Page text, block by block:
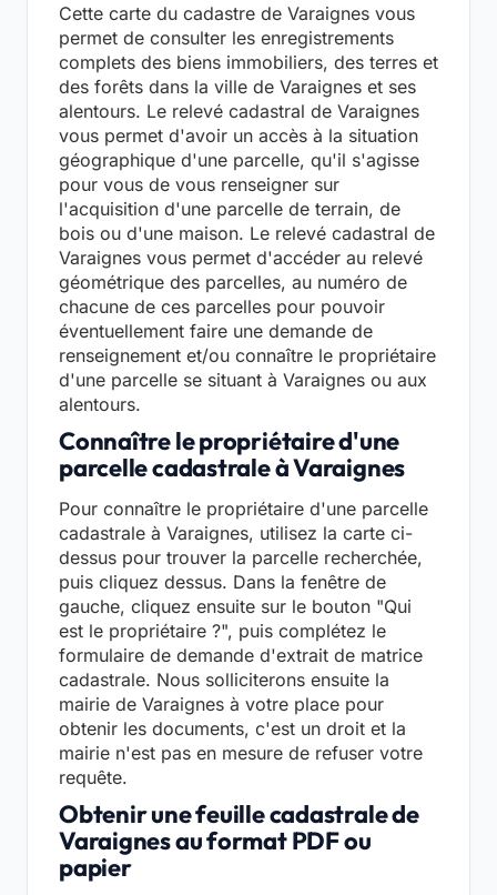
Cette carte du cadastre de Varaignes vous
permet de consulter les enregistrements
complets des biens immobiliers, des terres et
des forêts dans la ville de Varaignes et ses
alentours. Le relevé cadastral de Varaignes
vous permet d'avoir un accès à la situation
géographique d'une parcelle, qu'il s'agisse
pour vous de vous renseigner sur
l'acquisition d'une parcelle de terrain, de
bois ou d'une maison. Le relevé cadastral de
Varaignes vous permet d'accéder au relevé
géométrique des parcelles, au numéro de
chacune de ces parcelles pour pouvoir
éventuellement faire une demande de
renseignement et/ou connaître le propriétaire
d'une parcelle se situant à Varaignes ou aux
alentours.
Connaître le propriétaire d'une
parcelle cadastrale à Varaignes
Pour connaître le propriétaire d'une parcelle
cadastrale à Varaignes, utilisez la carte ci-
dessus pour trouver la parcelle recherchée,
puis cliquez dessus. Dans la fenêtre de
gauche, cliquez ensuite sur le bouton "Qui
est le propriétaire ?", puis complétez le
formulaire de demande d'extrait de matrice
cadastrale. Nous solliciterons ensuite la
mairie de Varaignes à votre place pour
obtenir les documents, c'est un droit et la
mairie n'est pas en mesure de refuser votre
requête.
Obtenir une feuille cadastrale de
Varaignes au format PDF ou
papier